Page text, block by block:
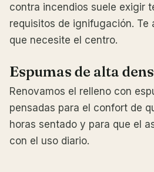
contra incendios suele exigir
requisitos de ignifugación. Te
que necesite el centro.
Espumas de alta
Renovamos el relleno con
pensadas para el confort de
horas sentado y para que el
con el uso diario.